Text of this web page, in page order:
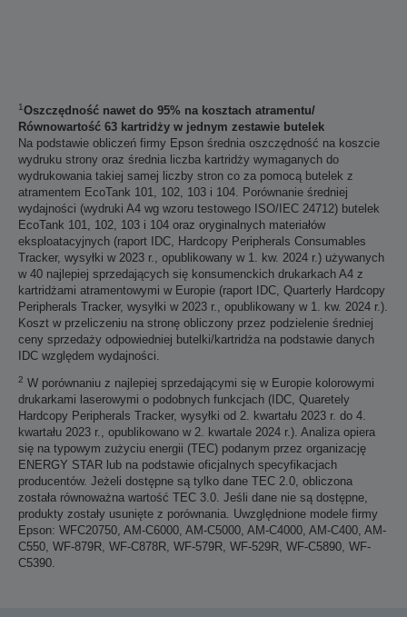
1Oszczędność nawet do 95% na kosztach atramentu/
Równowartość 63 kartridży w jednym zestawie butelek
Na podstawie obliczeń firmy Epson średnia oszczędność na koszcie
wydruku strony oraz średnia liczba kartridży wymaganych do
wydrukowania takiej samej liczby stron co za pomocą butelek z
atramentem EcoTank 101, 102, 103 i 104. Porównanie średniej
wydajności (wydruki A4 wg wzoru testowego ISO/IEC 24712) butelek
EcoTank 101, 102, 103 i 104 oraz oryginalnych materiałów
eksploatacyjnych (raport IDC, Hardcopy Peripherals Consumables
Tracker, wysyłki w 2023 r., opublikowany w 1. kw. 2024 r.) używanych
w 40 najlepiej sprzedających się konsumenckich drukarkach A4 z
kartridżami atramentowymi w Europie (raport IDC, Quarterly Hardcopy
Peripherals Tracker, wysyłki w 2023 r., opublikowany w 1. kw. 2024 r.).
Koszt w przeliczeniu na stronę obliczony przez podzielenie średniej
ceny sprzedaży odpowiedniej butelki/kartridża na podstawie danych
IDC względem wydajności.
2 W porównaniu z najlepiej sprzedającymi się w Europie kolorowymi
drukarkami laserowymi o podobnych funkcjach (IDC, Quaretely
Hardcopy Peripherals Tracker, wysyłki od 2. kwartału 2023 r. do 4.
kwartału 2023 r., opublikowano w 2. kwartale 2024 r.). Analiza opiera
się na typowym zużyciu energii (TEC) podanym przez organizację
ENERGY STAR lub na podstawie oficjalnych specyfikacjach
producentów. Jeżeli dostępne są tylko dane TEC 2.0, obliczona
została równoważna wartość TEC 3.0. Jeśli dane nie są dostępne,
produkty zostały usunięte z porównania. Uwzględnione modele firmy
Epson: WFC20750, AM-C6000, AM-C5000, AM-C4000, AM-C400, AM-
C550, WF-879R, WF-C878R, WF-579R, WF-529R, WF-C5890, WF-
C5390.